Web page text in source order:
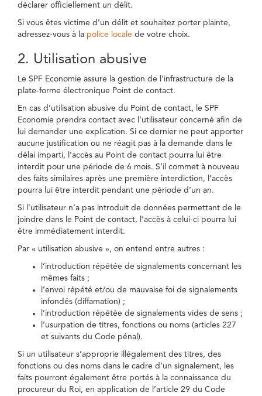
déclarer officiellement un délit.
Si vous êtes victime d’un délit et souhaitez porter plainte,
adressez-vous à la police locale de votre choix.
2. Utilisation abusive
Le SPF Economie assure la gestion de l’infrastructure de la
plate-forme électronique Point de contact.
En cas d’utilisation abusive du Point de contact, le SPF
Economie prendra contact avec l’utilisateur concerné afin de
lui demander une explication. Si ce dernier ne peut apporter
aucune justification ou ne réagit pas à la demande dans le
délai imparti, l’accès au Point de contact pourra lui être
interdit pour une période de 6 mois. S’il commet à nouveau
des faits similaires après une première interdiction, l’accès
pourra lui être interdit pendant une période d’un an.
Si l’utilisateur n’a pas introduit de données permettant de le
joindre dans le Point de contact, l’accès à celui-ci pourra lui
être immédiatement interdit.
Par « utilisation abusive », on entend entre autres :
l’introduction répétée de signalements concernant les
mêmes faits ;
l’envoi répété et/ou de mauvaise foi de signalements
infondés (diffamation) ;
l’introduction répétée de signalements vides de sens ;
l’usurpation de titres, fonctions ou noms (articles 227
et suivants du Code pénal).
Si un utilisateur s’approprie illégalement des titres, des
fonctions ou des noms dans le cadre d’un signalement, les
faits pourront également être portés à la connaissance du
procureur du Roi, en application de l’article 29 du Code